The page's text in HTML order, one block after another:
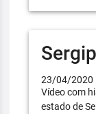
23/04/2020
Vídeo com
estado de